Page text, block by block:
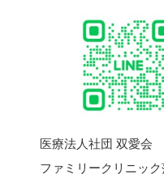
医療法人社団 双愛会
ファミリークリニッ